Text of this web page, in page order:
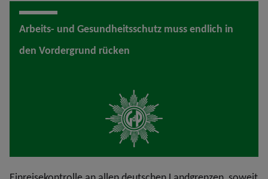
Arbeits- und Gesundheitsschutz muss endlich in
den Vordergrund rücken